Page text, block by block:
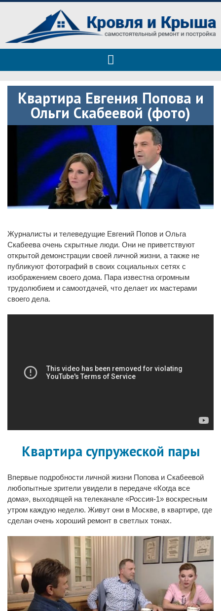
Roof tops — только полезные
советы
Полезные советы при строительстве дома и ремонте
Квартира Евгения Попова и
Ольги Скабеевой (фото)
Журналисты и телеведущие Евгений Попов и Ольга
Скабеева очень скрытные люди. Они не приветствуют
открытой демонстрации своей личной жизни, а также не
публикуют фотографий в своих социальных сетях с
изображением своего дома. Пара известна огромным
трудолюбием и самоотдачей, что делает их мастерами
своего дела.
Квартира супружеской пары
Впервые подробности личной жизни Попова и Скабеевой
любопытные зрители увидели в передаче «Когда все
дома», выходящей на телеканале «Россия-1» воскресным
утром каждую неделю. Живут они в Москве, в квартире, где
сделан очень хороший ремонт в светлых тонах.